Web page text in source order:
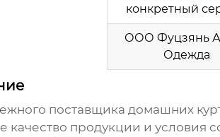
конкретный
ООО Фуцзянь
Одежда
поставщика домашних
качество продукции и условия